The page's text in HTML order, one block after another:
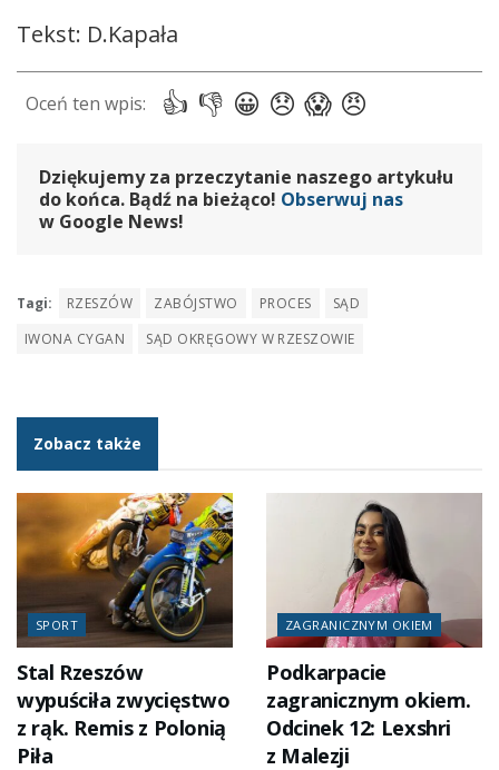
Tekst: D.Kapała
Dziękujemy za przeczytanie naszego artykułu
do końca. Bądź na bieżąco! Obserwuj nas
w Google News!
Tagi: RZESZÓW ZABÓJSTWO PROCES
SĄD
IWONA CYGAN
SĄD OKRĘGOWY W RZESZOWIE
Zobacz także
SPORT
Stal Rzeszów
wypuściła zwycięstwo
z rąk. Remis z Polonią
Piła
ZAGRANICZNYM OKIEM
Podkarpacie
zagranicznym okiem.
Odcinek 12: Lexshri
z Malezji